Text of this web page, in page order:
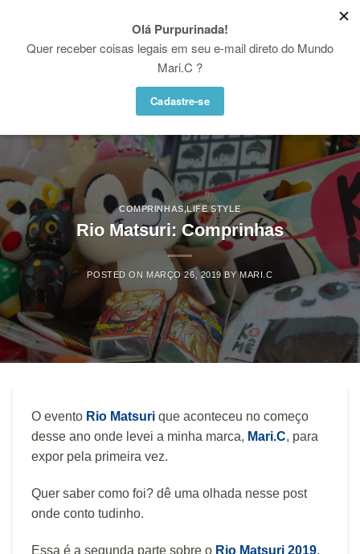
content
Proibido utilizar, copiar ou reproduzir as fotos e vídeos desse site. Copyright
© Mari.C - Todos os direitos reservados
COMPRINHAS,LIFE STYLE
Rio Matsuri: Comprinhas
POSTED ON MARÇO 26, 2019 BYMARI.C
O evento Rio Matsuri que aconteceu no começo
desse ano onde levei a minha marca, Mari.C, para
expor pela primeira vez.
Quer saber como foi? dê uma olhada nesse post
onde conto tudinho.
Essa é a segunda parte sobre o Rio Matsuri 2019,